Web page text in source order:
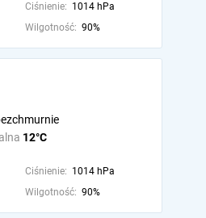
Ciśnienie: 1014 hPa
Wilgotność: 90%
12°C
Ciśnienie: 1014 hPa
Wilgotność: 90%